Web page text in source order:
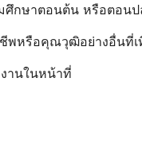
ศึกษาตอนต้น หรือตอน
พหรือคุณวุฒิอย่างอื่นที่เ
านในหน้าที่